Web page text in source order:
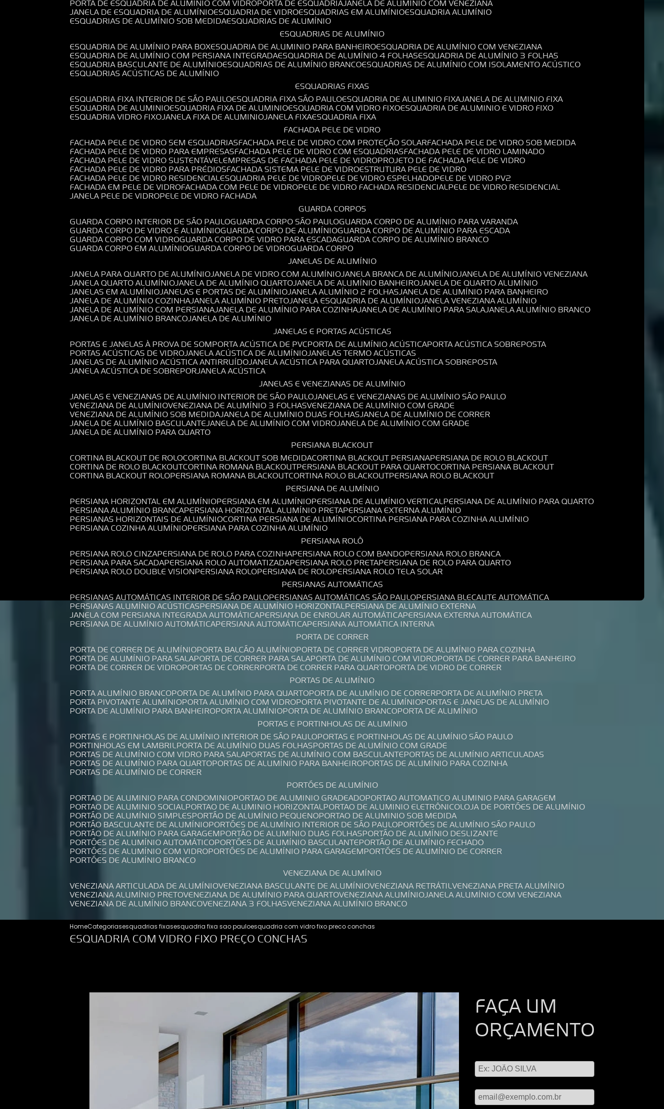
PORTA DE ESQUADRIA DE ALUMÍNIO COM VIDRO PORTA DE ESQUADRIA JANELA DE ALUMÍNIO COM VENEZIANA
JANELA DE ESQUADRIA DE ALUMÍNIO ESQUADRIA DE VIDRO ESQUADRIAS EM ALUMÍNIO ESQUADRIA ALUMÍNIO
ESQUADRIAS DE ALUMÍNIO SOB MEDIDA ESQUADRIAS DE ALUMÍNIO
ESQUADRIAS DE ALUMÍNIO
ESQUADRIA DE ALUMÍNIO PARA BOX ESQUADRIA DE ALUMINIO PARA BANHEIRO ESQUADRIA DE ALUMÍNIO COM VENEZIANA
ESQUADRIA DE ALUMÍNIO COM PERSIANA INTEGRADA ESQUADRIA DE ALUMÍNIO 4 FOLHAS ESQUADRIA DE ALUMÍNIO 3 FOLHAS
ESQUADRIA BASCULANTE DE ALUMÍNIO ESQUADRIAS DE ALUMÍNIO BRANCO ESQUADRIAS DE ALUMÍNIO COM ISOLAMENTO ACÚSTICO
ESQUADRIAS ACÚSTICAS DE ALUMÍNIO
ESQUADRIAS FIXAS
ESQUADRIA FIXA INTERIOR DE SÃO PAULO ESQUADRIA FIXA SÃO PAULO ESQUADRIA DE ALUMINIO FIXA JANELA DE ALUMINIO FIXA
ESQUADRIA DE ALUMINIO ESQUADRIA FIXA DE ALUMINIO ESQUADRIA COM VIDRO FIXO ESQUADRIA DE ALUMINIO E VIDRO FIXO
ESQUADRIA VIDRO FIXO JANELA FIXA DE ALUMINIO JANELA FIXA ESQUADRIA FIXA
FACHADA PELE DE VIDRO
FACHADA PELE DE VIDRO SEM ESQUADRIAS FACHADA PELE DE VIDRO COM PROTEÇÃO SOLAR FACHADA PELE DE VIDRO SOB MEDIDA
FACHADA PELE DE VIDRO PARA EMPRESAS FACHADA PELE DE VIDRO COM ESQUADRIAS FACHADA PELE DE VIDRO LAMINADO
FACHADA PELE DE VIDRO SUSTENTÁVEL EMPRESAS DE FACHADA PELE DE VIDRO PROJETO DE FACHADA PELE DE VIDRO
FACHADA PELE DE VIDRO PARA PRÉDIOS FACHADA SISTEMA PELE DE VIDRO ESTRUTURA PELE DE VIDRO
FACHADA PELE DE VIDRO RESIDENCIAL ESQUADRIA PELE DE VIDRO PELE DE VIDRO ESPELHADO PELE DE VIDRO PV2
FACHADA EM PELE DE VIDRO FACHADA COM PELE DE VIDRO PELE DE VIDRO FACHADA RESIDENCIAL PELE DE VIDRO RESIDENCIAL
JANELA PELE DE VIDRO PELE DE VIDRO FACHADA
GUARDA CORPOS
GUARDA CORPO INTERIOR DE SÃO PAULO GUARDA CORPO SÃO PAULO GUARDA CORPO DE ALUMÍNIO PARA VARANDA
GUARDA CORPO DE VIDRO E ALUMÍNIO GUARDA CORPO DE ALUMÍNIO GUARDA CORPO DE ALUMÍNIO PARA ESCADA
GUARDA CORPO COM VIDRO GUARDA CORPO DE VIDRO PARA ESCADA GUARDA CORPO DE ALUMÍNIO BRANCO
GUARDA CORPO EM ALUMÍNIO GUARDA CORPO DE VIDRO GUARDA CORPO
JANELAS DE ALUMÍNIO
JANELA PARA QUARTO DE ALUMÍNIO JANELA DE VIDRO COM ALUMÍNIO JANELA BRANCA DE ALUMÍNIO JANELA DE ALUMÍNIO VENEZIANA
JANELA QUARTO ALUMÍNIO JANELA DE ALUMÍNIO QUARTO JANELA DE ALUMÍNIO BANHEIRO JANELA DE QUARTO ALUMÍNIO
JANELAS EM ALUMÍNIO JANELAS E PORTAS DE ALUMÍNIO JANELA ALUMÍNIO 2 FOLHAS JANELA DE ALUMÍNIO PARA BANHEIRO
JANELA DE ALUMÍNIO COZINHA JANELA ALUMÍNIO PRETO JANELA ESQUADRIA DE ALUMÍNIO JANELA VENEZIANA ALUMÍNIO
JANELA DE ALUMÍNIO COM PERSIANA JANELA DE ALUMÍNIO PARA COZINHA JANELA DE ALUMÍNIO PARA SALA JANELA ALUMÍNIO BRANCO
JANELA DE ALUMÍNIO BRANCO JANELA DE ALUMÍNIO
JANELAS E PORTAS ACÚSTICAS
PORTAS E JANELAS À PROVA DE SOM PORTA ACÚSTICA DE PVC PORTA DE ALUMÍNIO ACÚSTICA PORTA ACÚSTICA SOBREPOSTA
PORTAS ACÚSTICAS DE VIDRO JANELA ACÚSTICA DE ALUMÍNIO JANELAS TERMO ACÚSTICAS
JANELAS DE ALUMÍNIO ACÚSTICA ANTIRRUÍDO JANELA ACÚSTICA PARA QUARTO JANELA ACÚSTICA SOBREPOSTA
JANELA ACÚSTICA DE SOBREPOR JANELA ACÚSTICA
JANELAS E VENEZIANAS DE ALUMÍNIO
JANELAS E VENEZIANAS DE ALUMÍNIO INTERIOR DE SÃO PAULO JANELAS E VENEZIANAS DE ALUMÍNIO SÃO PAULO
VENEZIANA DE ALUMÍNIO VENEZIANA DE ALUMÍNIO 3 FOLHAS VENEZIANA DE ALUMÍNIO COM GRADE
VENEZIANA DE ALUMÍNIO SOB MEDIDA JANELA DE ALUMÍNIO DUAS FOLHAS JANELA DE ALUMÍNIO DE CORRER
JANELA DE ALUMÍNIO BASCULANTE JANELA DE ALUMÍNIO COM VIDRO JANELA DE ALUMÍNIO COM GRADE
JANELA DE ALUMÍNIO PARA QUARTO
PERSIANA BLACKOUT
CORTINA BLACKOUT DE ROLO CORTINA BLACKOUT SOB MEDIDA CORTINA BLACKOUT PERSIANA PERSIANA DE ROLO BLACKOUT
CORTINA DE ROLO BLACKOUT CORTINA ROMANA BLACKOUT PERSIANA BLACKOUT PARA QUARTO CORTINA PERSIANA BLACKOUT
CORTINA BLACKOUT ROLO PERSIANA ROMANA BLACKOUT CORTINA ROLO BLACKOUT PERSIANA ROLO BLACKOUT
PERSIANA DE ALUMÍNIO
PERSIANA HORIZONTAL EM ALUMÍNIO PERSIANA EM ALUMÍNIO PERSIANA DE ALUMÍNIO VERTICAL PERSIANA DE ALUMÍNIO PARA QUARTO
PERSIANA ALUMÍNIO BRANCA PERSIANA HORIZONTAL ALUMÍNIO PRETA PERSIANA EXTERNA ALUMÍNIO
PERSIANAS HORIZONTAIS DE ALUMÍNIO CORTINA PERSIANA DE ALUMÍNIO CORTINA PERSIANA PARA COZINHA ALUMÍNIO
PERSIANA COZINHA ALUMÍNIO PERSIANA PARA COZINHA ALUMÍNIO
PERSIANA ROLÔ
PERSIANA ROLO CINZA PERSIANA DE ROLO PARA COZINHA PERSIANA ROLO COM BANDO PERSIANA ROLO BRANCA
PERSIANA PARA SACADA PERSIANA ROLO AUTOMATIZADA PERSIANA ROLO PRETA PERSIANA DE ROLO PARA QUARTO
PERSIANA ROLO DOUBLE VISION PERSIANA ROLO PERSIANA DE ROLO PERSIANA ROLO TELA SOLAR
PERSIANAS AUTOMÁTICAS
PERSIANAS AUTOMÁTICAS INTERIOR DE SÃO PAULO PERSIANAS AUTOMÁTICAS SÃO PAULO PERSIANA BLECAUTE AUTOMÁTICA
PERSIANAS ALUMÍNIO ACÚSTICAS PERSIANA DE ALUMÍNIO HORIZONTAL PERSIANA DE ALUMÍNIO EXTERNA
JANELA COM PERSIANA INTEGRADA AUTOMÁTICA PERSIANA DE ENROLAR AUTOMÁTICA PERSIANA EXTERNA AUTOMÁTICA
PERSIANA DE ALUMÍNIO AUTOMÁTICA PERSIANA AUTOMÁTICA PERSIANA AUTOMÁTICA INTERNA
PORTA DE CORRER
PORTA DE CORRER DE ALUMÍNIO PORTA BALCÃO ALUMÍNIO PORTA DE CORRER VIDRO PORTA DE ALUMÍNIO PARA COZINHA
PORTA DE ALUMÍNIO PARA SALA PORTA DE CORRER PARA SALA PORTA DE ALUMÍNIO COM VIDRO PORTA DE CORRER PARA BANHEIRO
PORTA DE CORRER DE VIDRO PORTAS DE CORRER PORTA DE CORRER PARA QUARTO PORTA DE VIDRO DE CORRER
PORTAS DE ALUMÍNIO
PORTA ALUMÍNIO BRANCO PORTA DE ALUMÍNIO PARA QUARTO PORTA DE ALUMÍNIO DE CORRER PORTA DE ALUMÍNIO PRETA
PORTA PIVOTANTE ALUMÍNIO PORTA ALUMÍNIO COM VIDRO PORTA PIVOTANTE DE ALUMÍNIO PORTAS E JANELAS DE ALUMÍNIO
PORTA DE ALUMÍNIO PARA BANHEIRO PORTA ALUMÍNIO PORTA DE ALUMÍNIO BRANCO PORTA DE ALUMÍNIO
PORTAS E PORTINHOLAS DE ALUMÍNIO
PORTAS E PORTINHOLAS DE ALUMÍNIO INTERIOR DE SÃO PAULO PORTAS E PORTINHOLAS DE ALUMÍNIO SÃO PAULO
PORTINHOLAS EM LAMBRIL PORTA DE ALUMÍNIO DUAS FOLHAS PORTAS DE ALUMÍNIO COM GRADE
PORTAS DE ALUMÍNIO COM VIDRO PARA SALA PORTAS DE ALUMÍNIO COM BASCULANTE PORTAS DE ALUMÍNIO ARTICULADAS
PORTAS DE ALUMÍNIO PARA QUARTO PORTAS DE ALUMÍNIO PARA BANHEIRO PORTAS DE ALUMÍNIO PARA COZINHA
PORTAS DE ALUMÍNIO DE CORRER
PORTÕES DE ALUMÍNIO
PORTAO DE ALUMINIO PARA CONDOMINIO PORTAO DE ALUMINIO GRADEADO PORTAO AUTOMATICO ALUMINIO PARA GARAGEM
PORTAO DE ALUMINIO SOCIAL PORTAO DE ALUMINIO HORIZONTAL PORTAO DE ALUMINIO ELETRÔNICO LOJA DE PORTÕES DE ALUMÍNIO
PORTÃO DE ALUMÍNIO SIMPLES PORTÃO DE ALUMÍNIO PEQUENO PORTAO DE ALUMINIO SOB MEDIDA
PORTÃO BASCULANTE DE ALUMÍNIO PORTÕES DE ALUMÍNIO INTERIOR DE SÃO PAULO PORTÕES DE ALUMÍNIO SÃO PAULO
PORTÃO DE ALUMÍNIO PARA GARAGEM PORTÃO DE ALUMÍNIO DUAS FOLHAS PORTÃO DE ALUMÍNIO DESLIZANTE
PORTÕES DE ALUMÍNIO AUTOMÁTICO PORTÕES DE ALUMÍNIO BASCULANTE PORTÃO DE ALUMÍNIO FECHADO
PORTÕES DE ALUMÍNIO COM VIDRO PORTÕES DE ALUMÍNIO PARA GARAGEM PORTÕES DE ALUMÍNIO DE CORRER
PORTÕES DE ALUMÍNIO BRANCO
VENEZIANA DE ALUMÍNIO
VENEZIANA ARTICULADA DE ALUMÍNIO VENEZIANA BASCULANTE DE ALUMÍNIO VENEZIANA RETRÁTIL VENEZIANA PRETA ALUMÍNIO
VENEZIANA ALUMÍNIO PRETO VENEZIANA DE ALUMÍNIO PARA QUARTO VENEZIANA ALUMÍNIO JANELA ALUMÍNIO COM VENEZIANA
VENEZIANA DE ALUMÍNIO BRANCO VENEZIANA 3 FOLHAS VENEZIANA ALUMÍNIO BRANCO
HomeCategoriasesquadrias fixasesquadria fixa sao pauloesquadria com vidro fixo preco conchas
ESQUADRIA COM VIDRO FIXO PREÇO CONCHAS
FAÇA UM
ORÇAMENTO